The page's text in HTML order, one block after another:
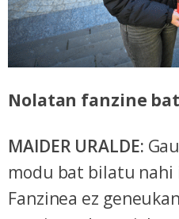
Nolatan fanzine
MAIDER URALDE:
modu bat bilatu nahi
Fanzinea ez